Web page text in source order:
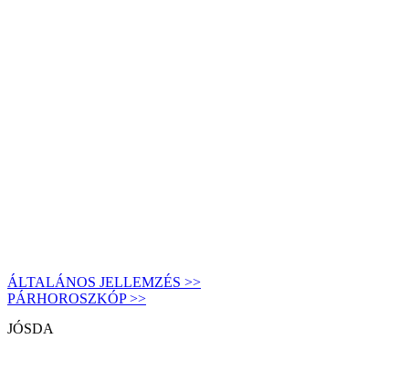
ÁLTALÁNOS JELLEMZÉS >>
PÁRHOROSZKÓP >>
JÓSDA